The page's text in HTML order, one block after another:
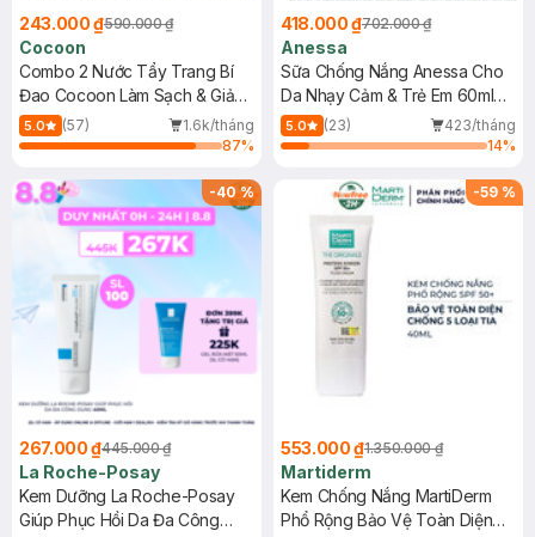
243.000 ₫590.000 ₫
Cocoon
Combo 2 Nước Tẩy Trang Bí
Đao Cocoon Làm Sạch & Giảm
Dầu 500ml
5.0 (57)
1.6k/tháng
87%
418.000 ₫702.000 ₫
Anessa
Sữa Chống Nắng Anessa Cho
Da Nhạy Cảm & Trẻ Em 60ml
(Mới)
5.0 (23)
423/tháng
14%
-40%
267.000 ₫445.000 ₫
La Roche-Posay
Kem Dưỡng La Roche-Posay
Giúp Phục Hồi Da Đa Công
-59 %
553.000 ₫1.350.000 ₫
Martiderm
Kem Chống Nắng MartiDerm
Phổ Rộng Bảo Vệ Toàn Diện